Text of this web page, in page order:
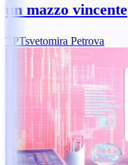
un mazzo vincente
TPTsvetomira Petrova